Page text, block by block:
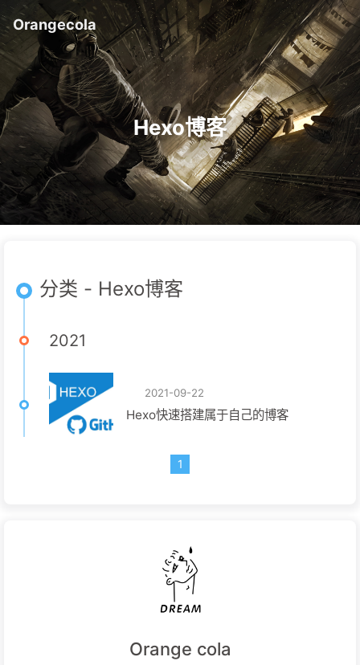
Orangecola
Hexo博客
分类 - Hexo博客
2021
2021-09-22
Hexo快速搭建属于自己的博客
1
Orange cola